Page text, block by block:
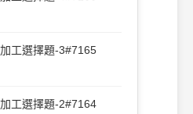
工選擇題-3#7165
工選擇題-2#7164